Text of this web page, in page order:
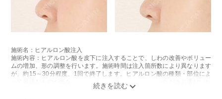
施術名：ヒアルロン酸注入
施術内容：ヒアルロン酸を皮下に注入することで、しわの改善やボリュー
ムの増加、形の調整を行います。施術時間は注入箇所数により異なります
が、約15～30分程度、1回で終了します。ヒアルロン酸の種類・部位によ
って最適なものが異なります。診察時に医師とご相談いただきお選びいた